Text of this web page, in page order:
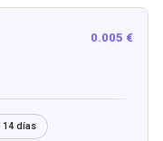
0.005 €
14 días